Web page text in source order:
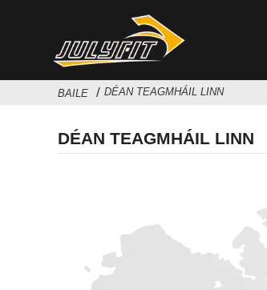
BAILE DÉAN TEAGMHÁIL LINN
DÉAN TEAGMHÁIL LINN